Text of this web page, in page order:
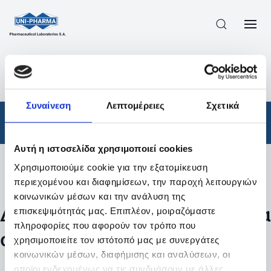
Συναίνεση Λεπτομέρειες Σχετικά
Αυτή η ιστοσελίδα χρησιμοποιεί cookies
Χρησιμοποιούμε cookie για την εξατομίκευση
περιεχομένου και διαφημίσεων, την παροχή λειτουργιών
κοινωνικών μέσων και την ανάλυση της
επισκεψιμότητάς μας. Επιπλέον, μοιραζόμαστε
πληροφορίες που αφορούν τον τρόπο που
χρησιμοποιείτε τον ιστότοπό μας με συνεργάτες
κοινωνικών μέσων, διαφήμισης και αναλύσεων, οι
οποίοι ενδεχομένως να τις συνδυάσουν με άλλες
ΠΡΟΪΟΝΤΑ ΣΥΝΤΑΓΟΓΡΑΦΟΎΜΕΝΑ
/
ΑΠΟΤΕΛΕΣΜΑΤΑ ΑΝΑΖΗΤΗΣΗΣ
Φάρμακα / Συνταγογραφούμενα
Φίλτρα
Δεν βρέθηκαν προϊόντα με τα
συγκεκριμένα φίλτρα